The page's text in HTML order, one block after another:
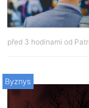
před 3 hodinami od
Byznys